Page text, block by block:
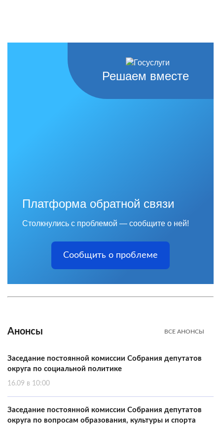
Решаем вместе
Платформа обратной связи
Столкнулись с проблемой — сообщите о ней!
Сообщить о проблеме
Анонсы ВСЕ АНОНСЫ
Заседание постоянной комиссии Собрания депутатов
округа по социальной политике
16.09 в 10:00
Заседание постоянной комиссии Собрания депутатов
округа по вопросам образования, культуры и спорта